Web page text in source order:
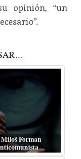
opinión, “un
Forman